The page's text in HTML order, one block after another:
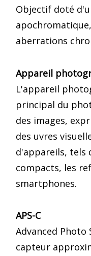
Objectif doté
aberrations
Appareil
L'appareil
principal du
des images,
des uvres
d'appareils, tels
compacts, les
smartphones.
APS-C
Advanced Photo
capteur